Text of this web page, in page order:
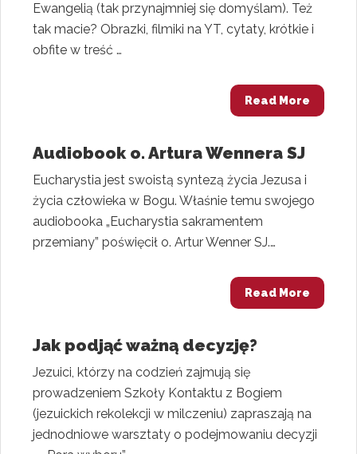
Ewangelią (tak przynajmniej się domyślam). Też
tak macie? Obrazki, filmiki na YT, cytaty, krótkie i
obfite w treść …
Read More
Audiobook o. Artura Wennera SJ
Eucharystia jest swoistą syntezą życia Jezusa i
życia człowieka w Bogu. Właśnie temu swojego
audiobooka „Eucharystia sakramentem
przemiany” poświęcił o. Artur Wenner SJ.…
Read More
Jak podjąć ważną decyzję?
Jezuici, którzy na codzień zajmują się
prowadzeniem Szkoły Kontaktu z Bogiem
(jezuickich rekolekcji w milczeniu) zapraszają na
jednodniowe warsztaty o podejmowaniu decyzji